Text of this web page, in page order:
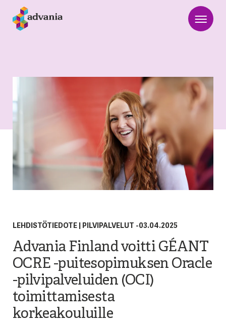
LEHDISTÖTIEDOTE| PILVIPALVELUT -03.04.2025
Advania Finland voitti GÉANT
OCRE -puitesopimuksen Oracle
-pilvipalveluiden (OCI)
toimittamisesta
korkeakouluille